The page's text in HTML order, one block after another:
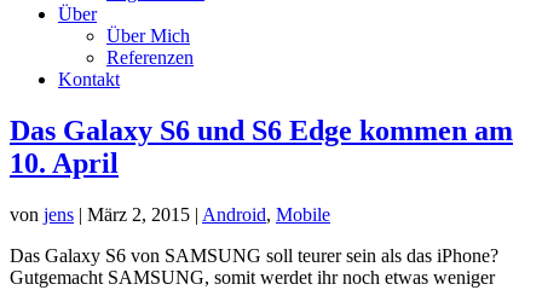
Über
Über Mich
Referenzen
Kontakt
Das Galaxy S6 und S6 Edge kommen am
10. April
von jens | März 2, 2015 | Android, Mobile
Das Galaxy S6 von SAMSUNG soll teurer sein als das iPhone?
Gutgemacht SAMSUNG, somit werdet ihr noch etwas weniger